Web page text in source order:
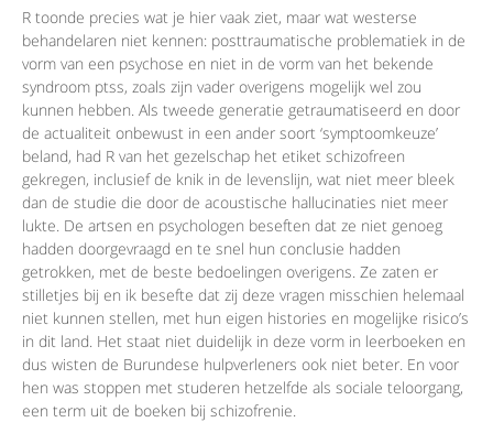
R toonde precies wat je hier vaak ziet, maar wat westerse
behandelaren niet kennen: posttraumatische problematiek in de
vorm van een psychose en niet in de vorm van het bekende
syndroom ptss, zoals zijn vader overigens mogelijk wel zou
kunnen hebben. Als tweede generatie getraumatiseerd en door
de actualiteit onbewust in een ander soort ‘symptoomkeuze’
beland, had R van het gezelschap het etiket schizofreen
gekregen, inclusief de knik in de levenslijn, wat niet meer bleek
dan de studie die door de acoustische hallucinaties niet meer
lukte. De artsen en psychologen beseften dat ze niet genoeg
hadden doorgevraagd en te snel hun conclusie hadden
getrokken, met de beste bedoelingen overigens. Ze zaten er
stilletjes bij en ik besefte dat zij deze vragen misschien helemaal
niet kunnen stellen, met hun eigen histories en mogelijke risico’s
in dit land. Het staat niet duidelijk in deze vorm in leerboeken en
dus wisten de Burundese hulpverleners ook niet beter. En voor
hen was stoppen met studeren hetzelfde als sociale teloorgang,
een term uit de boeken bij schizofrenie.